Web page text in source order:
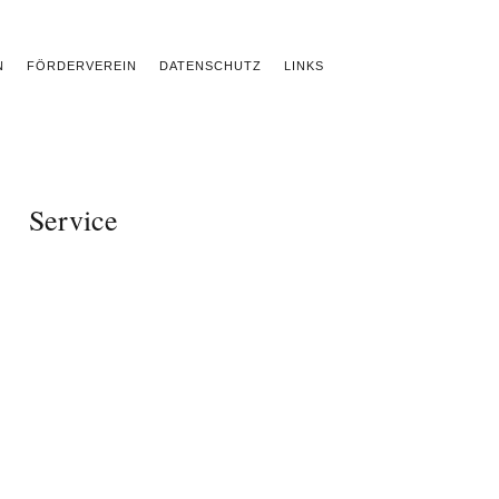
FÖRDERVEREIN DATENSCHUTZ LINKS
Service